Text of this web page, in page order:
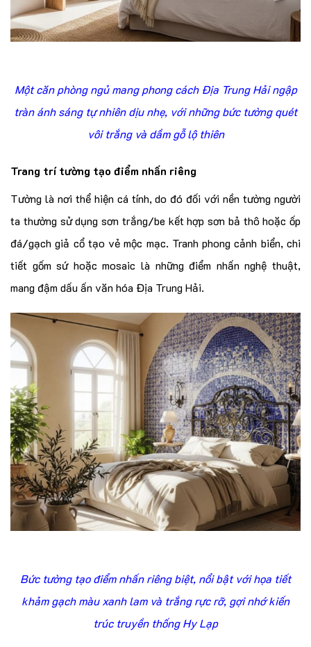
Một căn phòng ngủ mang phong cách Địa Trung Hải ngập
tràn ánh sáng tự nhiên dịu nhẹ, với những bức tường quét
vôi trắng và dầm gỗ lộ thiên
Trang trí tường tạo điểm nhấn riêng
Tường là nơi thể hiện cá tính, do đó đối với nền tường người
ta thường sử dụng sơn trắng/be kết hợp sơn bả thô hoặc ốp
đá/gạch giả cổ tạo vẻ mộc mạc. Tranh phong cảnh biển, chi
tiết gốm sứ hoặc mosaic là những điểm nhấn nghệ thuật,
mang đậm dấu ấn văn hóa Địa Trung Hải.
Bức tường tạo điểm nhấn riêng biệt, nổi bật với họa tiết
khảm gạch màu xanh lam và trắng rực rỡ, gợi nhớ kiến
trúc truyền thống Hy Lạp